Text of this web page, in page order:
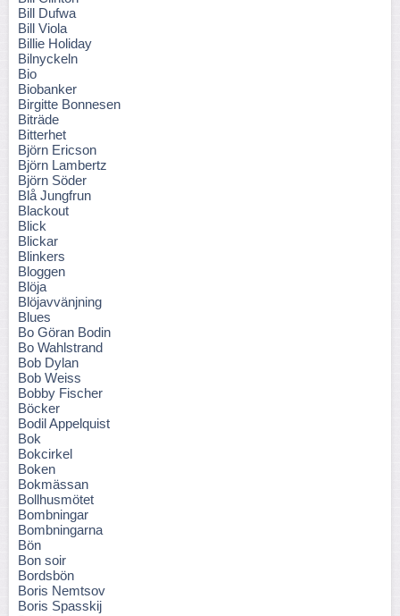
Bill Dufwa
Bill Viola
Billie Holiday
Bilnyckeln
Bio
Biobanker
Birgitte Bonnesen
Biträde
Bitterhet
Björn Ericson
Björn Lambertz
Björn Söder
Blå Jungfrun
Blackout
Blick
Blickar
Blinkers
Bloggen
Blöja
Blöjavvänjning
Blues
Bo Göran Bodin
Bo Wahlstrand
Bob Dylan
Bob Weiss
Bobby Fischer
Böcker
Bodil Appelquist
Bok
Bokcirkel
Boken
Bokmässan
Bollhusmötet
Bombningar
Bombningarna
Bön
Bon soir
Bordsbön
Boris Nemtsov
Boris Spasskij